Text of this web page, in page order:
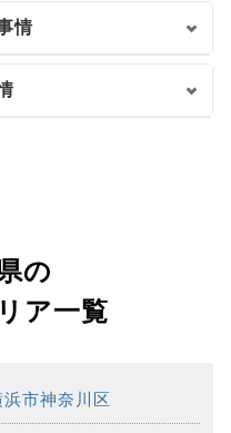
情
の
ア一覧
浜市神奈川区